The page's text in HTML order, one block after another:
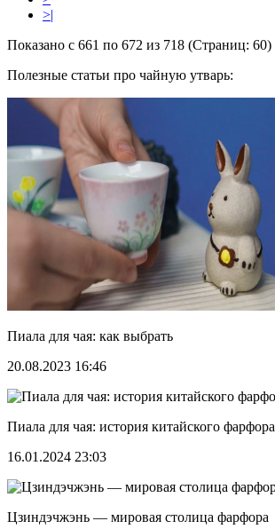
>|
Показано с 661 по 672 из 718 (Страниц: 60)
Полезные статьи про чайную утварь:
Пиала для чая: как выбрать
20.08.2023 16:46
Пиала для чая: история китайского фарфора
16.01.2024 23:03
Цзиндэчжэнь — мировая столица фарфора